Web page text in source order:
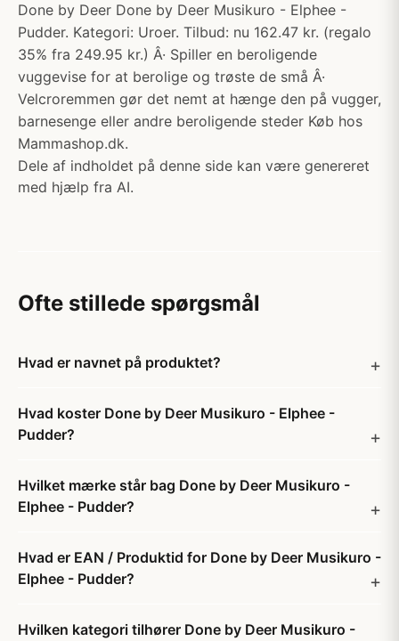
Done by Deer Done by Deer Musikuro - Elphee -
Pudder. Kategori: Uroer. Tilbud: nu 162.47 kr. (regalo
35% fra 249.95 kr.) Â· Spiller en beroligende
vuggevise for at berolige og trøste de små Â·
Velcroremmen gør det nemt at hænge den på vugger,
barnesenge eller andre beroligende steder Køb hos
Mammashop.dk.
Dele af indholdet på denne side kan være genereret
med hjælp fra AI.
Ofte stillede spørgsmål
Hvad er navnet på produktet?
Hvad koster Done by Deer Musikuro - Elphee -
Pudder?
Hvilket mærke står bag Done by Deer Musikuro -
Elphee - Pudder?
Hvad er EAN / Produktid for Done by Deer Musikuro -
Elphee - Pudder?
Hvilken kategori tilhører Done by Deer Musikuro -